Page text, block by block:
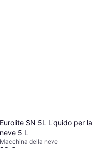
Eurolite SN 5L Liquido per la
neve 5 L
Macchina della neve